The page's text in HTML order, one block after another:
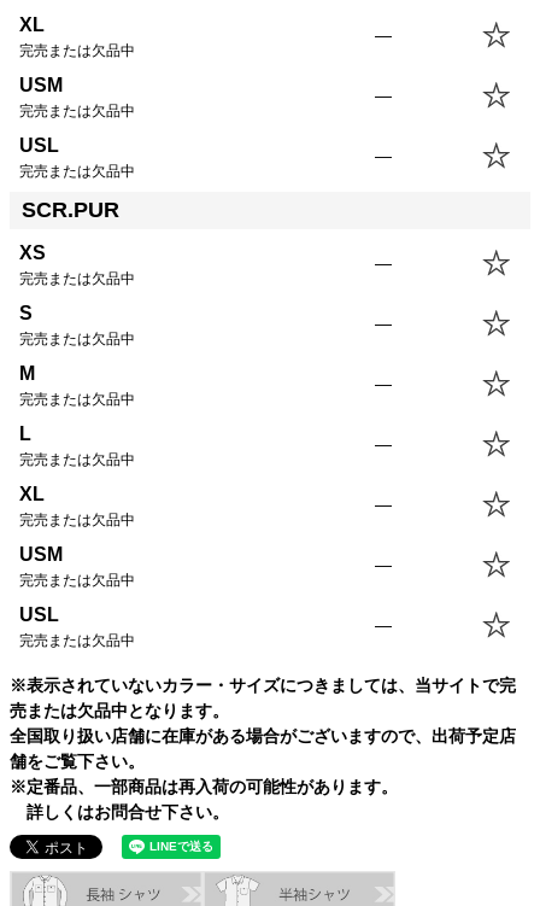
XL
完売または欠品中
—
USM
完売または欠品中
—
USL
完売または欠品中
—
SCR.PUR
XS
完売または欠品中
—
S
完売または欠品中
—
M
完売または欠品中
—
L
完売または欠品中
—
XL
完売または欠品中
—
USM
完売または欠品中
—
USL
完売または欠品中
—
※表示されていないカラー・サイズにつきましては、当サイトで完
売または欠品中となります。
全国取り扱い店舗に在庫がある場合がございますので、出荷予定店
舗をご覧下さい。
※定番品、一部商品は再入荷の可能性があります。
詳しくはお問合せ下さい。